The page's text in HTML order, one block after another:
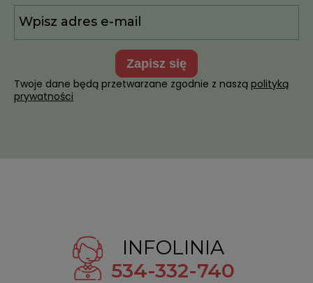
zapisz się
Twoje dane będą przetwarzane zgodnie z naszą polityką
prywatności
INFOLINIA
534-332-740